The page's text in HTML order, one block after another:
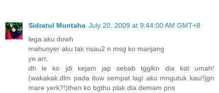
Sidratul Muntaha July 20, 2009 at 9:44:00 AM GMT+8
lega aku dowh
mahunyer aku tak risau2 n msg ko manjang
ye arr,
dh le ko jdi kejam jap sebab tgglkn dia kat umah!
(wakakak.dlm pada ituw sempat lagi aku mngutuk kau!!jgn
mare yerk?!)then ko bgthu plak dia demam pns